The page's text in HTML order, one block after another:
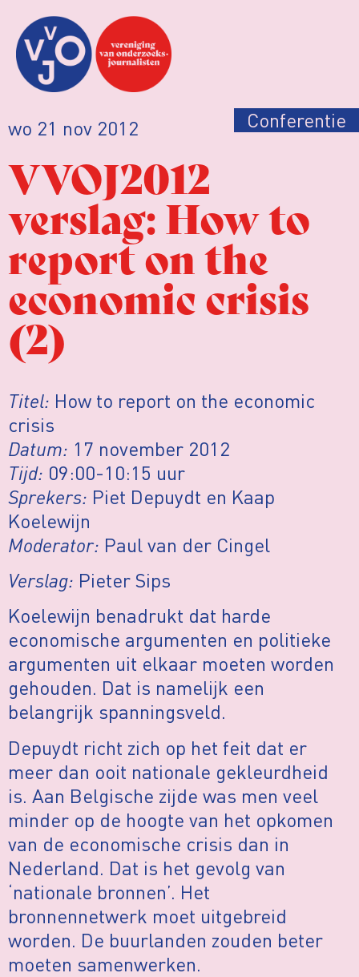
wo 21 nov 2012 Conferentie
VVOJ2012
verslag: How to
report on the
economic crisis
(2)
Titel: How to report on the economic
crisis
Datum: 17 november 2012
Tijd: 09:00-10:15 uur
Sprekers: Piet Depuydt en Kaap
Koelewijn
Moderator: Paul van der Cingel
Verslag: Pieter Sips
Koelewijn benadrukt dat harde
economische argumenten en politieke
argumenten uit elkaar moeten worden
gehouden. Dat is namelijk een
belangrijk spanningsveld.
Depuydt richt zich op het feit dat er
meer dan ooit nationale gekleurdheid
is. Aan Belgische zijde was men veel
minder op de hoogte van het opkomen
van de economische crisis dan in
Nederland. Dat is het gevolg van
‘nationale bronnen’. Het
bronnennetwerk moet uitgebreid
worden. De buurlanden zouden beter
moeten samenwerken.